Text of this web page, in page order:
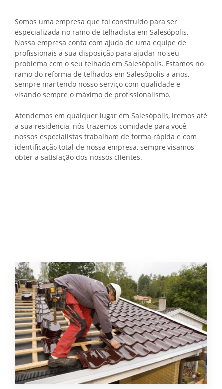
Somos uma empresa que foi construído para ser
especializada no ramo de telhadista em Salesópolis,
Nossa empresa conta com ajuda de uma equipe de
profissionais a sua disposição para ajudar no seu
problema com o seu telhado em Salesópolis. Estamos no
ramo do reforma de telhados em Salesópolis a anos,
sempre mantendo nosso serviço com qualidade e
visando sempre o máximo de profissionalismo.
Atendemos em qualquer lugar em Salesópolis, iremos até
a sua residencia, nós trazemos comidade para você,
nossos especialistas trabalham de forma rápida e com
identificação total de nossa empresa, sempre visamos
obter a satisfação dos nossos clientes.